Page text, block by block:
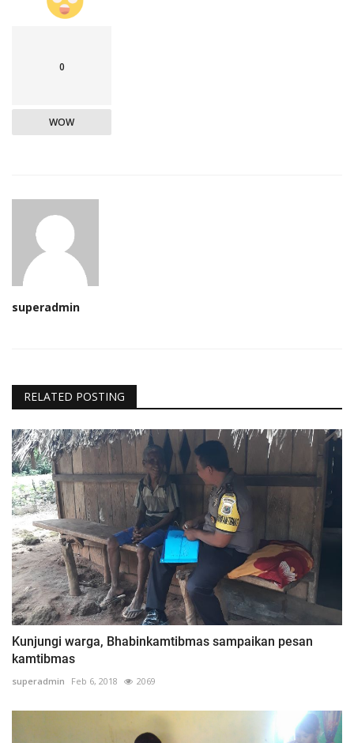
0
WOW
superadmin
RELATED POSTING
Kunjungi warga, Bhabinkamtibmas sampaikan pesan
kamtibmas
superadmin Feb 6, 2018 2069